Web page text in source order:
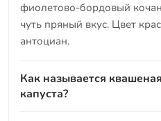
фиолетово-бордовый
чуть пряный вкус. Цвет
антоциан.
Как называется
капуста?